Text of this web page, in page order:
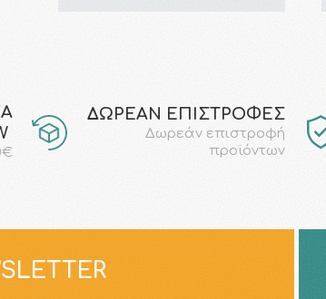
ΔΩΡΕΑΝ ΕΠΙΣΤΡΟΦΕΣ
Δωρεάν επιστροφή
προϊόντων